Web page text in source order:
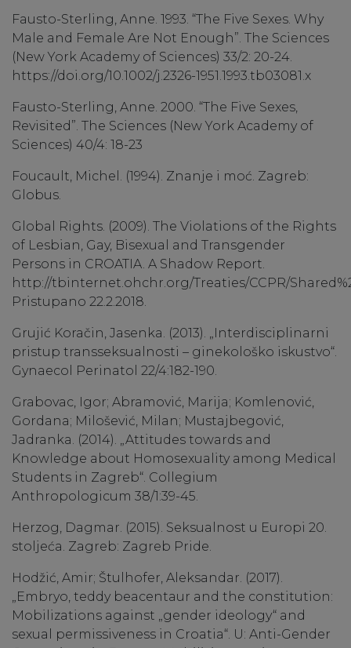
Fausto-Sterling, Anne. 1993. “The Five Sexes. Why
Male and Female Are Not Enough”. The Sciences
(New York Academy of Sciences) 33/2: 20-24.
https://doi.org/10.1002/j.2326-1951.1993.tb03081.x
Fausto-Sterling, Anne. 2000. “The Five Sexes,
Revisited”. The Sciences (New York Academy of
Sciences) 40/4: 18-23
Foucault, Michel. (1994). Znanje i moć. Zagreb:
Globus.
Global Rights. (2009). The Violations of the Rights
of Lesbian, Gay, Bisexual and Transgender
Persons in CROATIA. A Shadow Report.
http://tbinternet.ohchr.org/Treaties/CCPR/
Pristupano 22.2.2018.
Grujić Koračin, Jasenka. (2013). „Interdisciplinarni
pristup transseksualnosti – ginekološko iskustvo“.
Gynaecol Perinatol 22/4:182-190.
Grabovac, Igor; Abramović, Marija; Komlenović,
Gordana; Milošević, Milan; Mustajbegović,
Jadranka. (2014). „Attitudes towards and
Knowledge about Homosexuality among Medical
Students in Zagreb“. Collegium
Anthropologicum 38/1:39-45.
Herzog, Dagmar. (2015). Seksualnost u Europi 20.
stoljeća. Zagreb: Zagreb Pride.
Hodžić, Amir; Štulhofer, Aleksandar. (2017).
„Embryo, teddy beacentaur and the constitution:
Mobilizations against „gender ideology“ and
sexual permissiveness in Croatia“. U: Anti-Gender